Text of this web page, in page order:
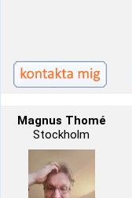
Magnus Thomé
Stockholm